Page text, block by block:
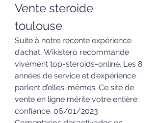
Vente steroide
toulouse
Suite à notre récente expérience
d’achat, Wikistero recommande
vivement top-steroids-online. Les 8
années de service et d’expérience
parlent d’elles-mêmes. Ce site de
vente en ligne mérite votre entière
confiance. 06/01/2023